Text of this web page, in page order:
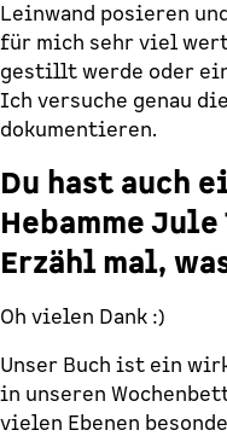
Leinwand posieren
für mich sehr viel
gestillt werde oder ein
Ich versuche genau
dokumentieren.
Du hast auch
Hebamme
Erzähl mal,
Oh vielen Dank :)
Unser Buch ist ein
in unseren
vielen Ebenen